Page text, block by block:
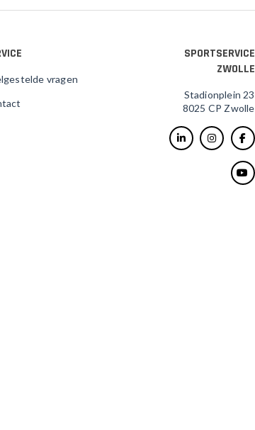
vragen
SPORTSERVICE
ZWOLLE
Stadionplein 23
8025 CP Zwolle